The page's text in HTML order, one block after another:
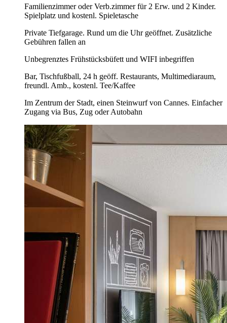
Familienzimmer oder Verb.zimmer für 2 Erw. und 2 Kinder.
Spielplatz und kostenl. Spieletasche
Private Tiefgarage. Rund um die Uhr geöffnet. Zusätzliche
Gebühren fallen an
Unbegrenztes Frühstücksbüfett und WIFI inbegriffen
Bar, Tischfußball, 24 h geöff. Restaurants, Multimediaraum,
freundl. Amb., kostenl. Tee/Kaffee
Im Zentrum der Stadt, einen Steinwurf von Cannes. Einfacher
Zugang via Bus, Zug oder Autobahn